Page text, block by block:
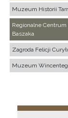
Muzeum Historii
Regionalne
Baszaka
Zagroda Felicji
Muzeum